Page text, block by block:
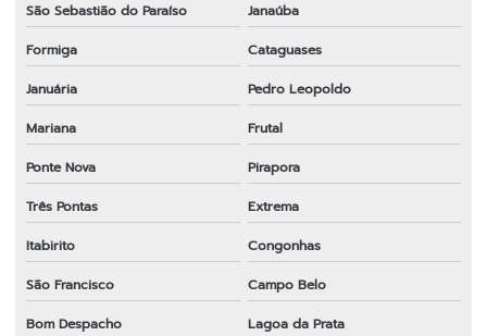
São Sebastião do Paraíso
Janaúba
Formiga
Cataguases
Januária
Pedro Leopoldo
Mariana
Frutal
Ponte Nova
Pirapora
Três Pontas
Extrema
Itabirito
Congonhas
São Francisco
Campo Belo
Bom Despacho
Lagoa da Prata